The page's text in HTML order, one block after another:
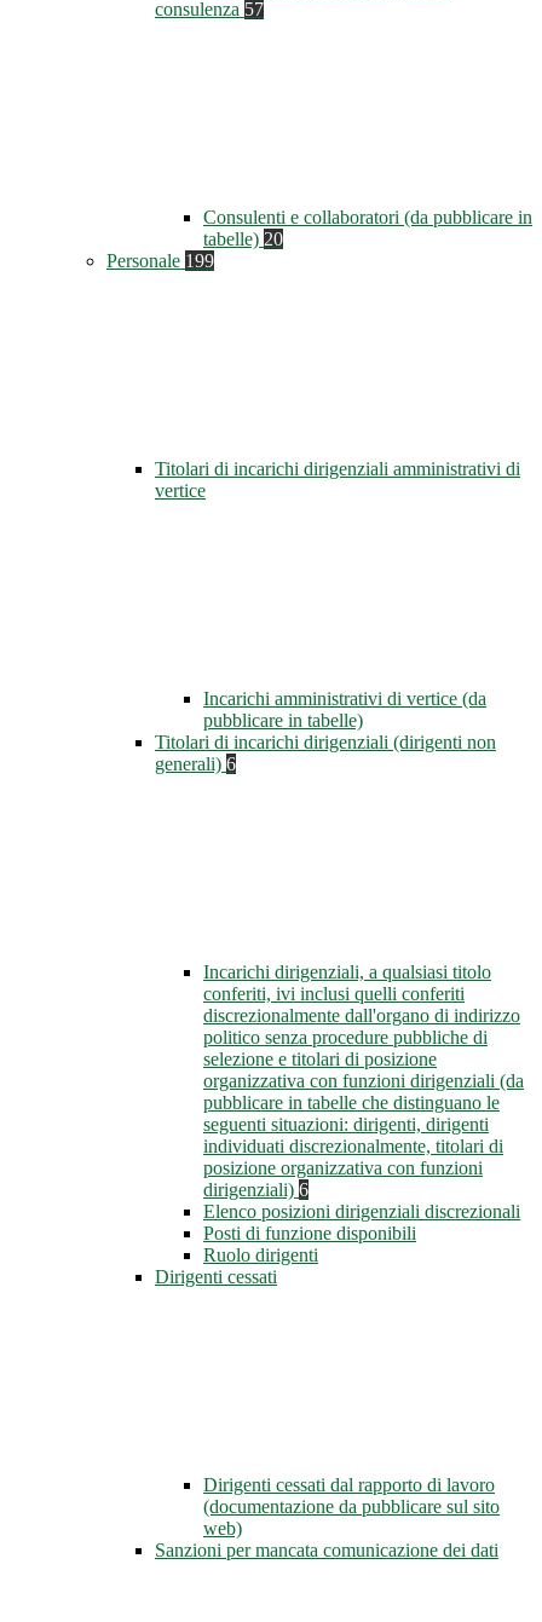
consulenza 57
Consulenti e collaboratori (da pubblicare in
tabelle) 20
Personale 199
Titolari di incarichi dirigenziali amministrativi di
vertice
Incarichi amministrativi di vertice (da
pubblicare in tabelle)
Titolari di incarichi dirigenziali (dirigenti non
generali) 6
Incarichi dirigenziali, a qualsiasi titolo
conferiti, ivi inclusi quelli conferiti
discrezionalmente dall'organo di indirizzo
politico senza procedure pubbliche di
selezione e titolari di posizione
organizzativa con funzioni dirigenziali (da
pubblicare in tabelle che distinguano le
seguenti situazioni: dirigenti, dirigenti
individuati discrezionalmente, titolari di
posizione organizzativa con funzioni
dirigenziali) 6
Elenco posizioni dirigenziali discrezionali
Posti di funzione disponibili
Ruolo dirigenti
Dirigenti cessati
Dirigenti cessati dal rapporto di lavoro
(documentazione da pubblicare sul sito
web)
Sanzioni per mancata comunicazione dei dati